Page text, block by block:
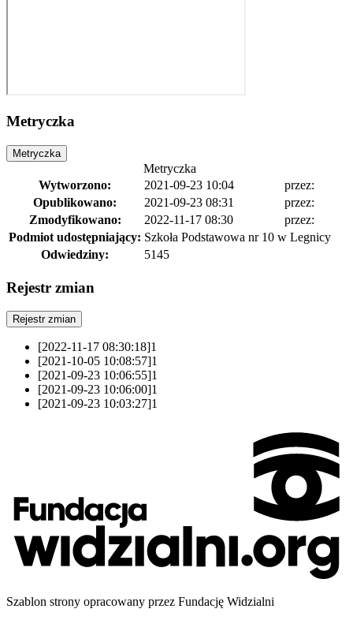
Metryczka
Metryczka
Metryczka
Wytworzono:
2021-09-23 10:04
przez:
Opublikowano:
2021-09-23 08:31
przez:
Zmodyfikowano:
2022-11-17 08:30
przez:
Podmiot udostępniający: Szkoła Podstawowa nr 10 w Legnicy
Odwiedziny:
5145
Rejestr zmian
Rejestr zmian
[2022-11-17 08:30:18]1
[2021-10-05 10:08:57]1
[2021-09-23 10:06:55]1
[2021-09-23 10:06:00]1
[2021-09-23 10:03:27]1
Szablon strony opracowany przez Fundację Widzialni